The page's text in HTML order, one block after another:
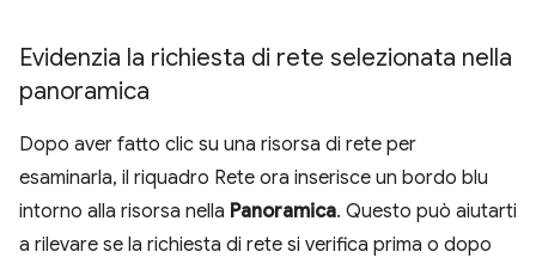
Evidenzia la richiesta di rete selezionata nella
panoramica
Dopo aver fatto clic su una risorsa di rete per
esaminarla, il riquadro Rete ora inserisce un bordo blu
intorno alla risorsa nella Panoramica. Questo può aiutarti
a rilevare se la richiesta di rete si verifica prima o dopo